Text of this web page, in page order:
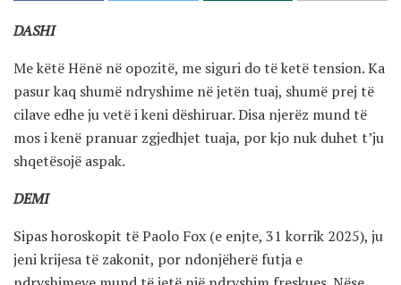
DASHI
Me këtë Hënë në opozitë, me siguri do të ketë tension. Ka
pasur kaq shumë ndryshime në jetën tuaj, shumë prej të
cilave edhe ju vetë i keni dëshiruar. Disa njerëz mund të
mos i kenë pranuar zgjedhjet tuaja, por kjo nuk duhet t’ju
shqetësojë aspak.
DEMI
Sipas horoskopit të Paolo Fox (e enjte, 31 korrik 2025), ju
jeni krijesa të zakonit, por ndonjëherë futja e